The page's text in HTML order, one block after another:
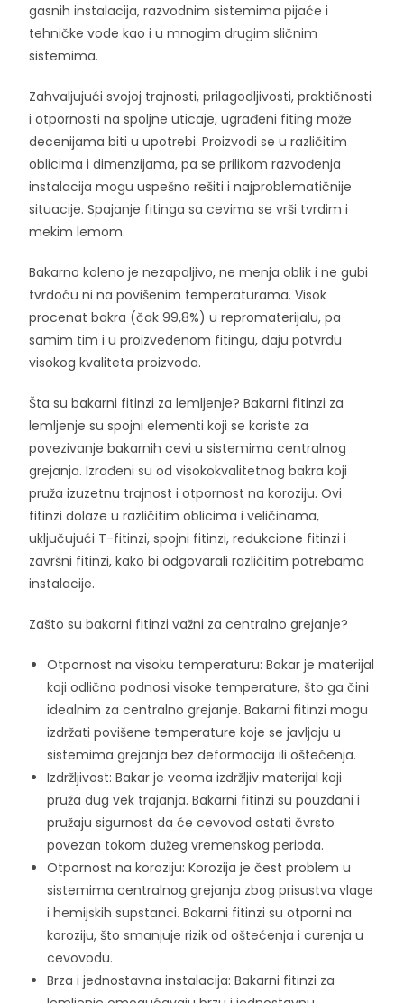
gasnih instalacija, razvodnim sistemima pijaće i
tehničke vode kao i u mnogim drugim sličnim
sistemima.
Zahvaljujući svojoj trajnosti, prilagodljivosti, praktičnosti
i otpornosti na spoljne uticaje, ugrađeni fiting može
decenijama biti u upotrebi. Proizvodi se u različitim
oblicima i dimenzijama, pa se prilikom razvođenja
instalacija mogu uspešno rešiti i najproblematičnije
situacije. Spajanje fitinga sa cevima se vrši tvrdim i
mekim lemom.
Bakarno koleno je nezapaljivo, ne menja oblik i ne gubi
tvrdoću ni na povišenim temperaturama. Visok
procenat bakra (čak 99,8%) u repromaterijalu, pa
samim tim i u proizvedenom fitingu, daju potvrdu
visokog kvaliteta proizvoda.
Šta su bakarni fitinzi za lemljenje? Bakarni fitinzi za
lemljenje su spojni elementi koji se koriste za
povezivanje bakarnih cevi u sistemima centralnog
grejanja. Izrađeni su od visokokvalitetnog bakra koji
pruža izuzetnu trajnost i otpornost na koroziju. Ovi
fitinzi dolaze u različitim oblicima i veličinama,
uključujući T-fitinzi, spojni fitinzi, redukcione fitinzi i
završni fitinzi, kako bi odgovarali različitim potrebama
instalacije.
Zašto su bakarni fitinzi važni za centralno grejanje?
Otpornost na visoku temperaturu: Bakar je materijal
koji odlično podnosi visoke temperature, što ga čini
idealnim za centralno grejanje. Bakarni fitinzi mogu
izdržati povišene temperature koje se javljaju u
sistemima grejanja bez deformacija ili oštećenja.
Izdržljivost: Bakar je veoma izdržljiv materijal koji
pruža dug vek trajanja. Bakarni fitinzi su pouzdani i
pružaju sigurnost da će cevovod ostati čvrsto
povezan tokom dužeg vremenskog perioda.
Otpornost na koroziju: Korozija je čest problem u
sistemima centralnog grejanja zbog prisustva vlage
i hemijskih supstanci. Bakarni fitinzi su otporni na
koroziju, što smanjuje rizik od oštećenja i curenja u
cevovodu.
Brza i jednostavna instalacija: Bakarni fitinzi za